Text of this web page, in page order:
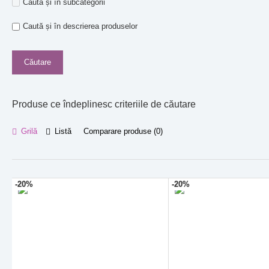
Caută și în subcategorii
Caută și în descrierea produselor
Produse ce îndeplinesc criteriile de căutare
Grilă Listă Comparare produse (0)
-20% -20%